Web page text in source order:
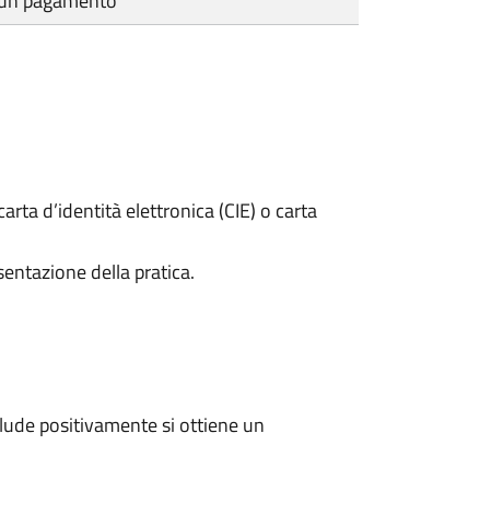
d’identità elettronica (CIE) o carta
della pratica.
positivamente si ottiene un